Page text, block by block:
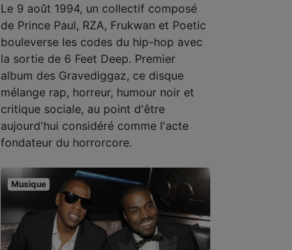
Le 9 août 1994, un collectif composé
de Prince Paul, RZA, Frukwan et Poetic
bouleverse les codes du hip-hop avec
la sortie de 6 Feet Deep. Premier
album des Gravediggaz, ce disque
mélange rap, horreur, humour noir et
critique sociale, au point d'être
aujourd'hui considéré comme l'acte
fondateur du horrorcore.
Musique